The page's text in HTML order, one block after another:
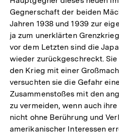
Gegnerschaft der beiden
Jahren 1938 und 1939 zur
ja zum unerklärten
vor dem Letzten sind die
wieder zurückgeschreckt.
den Krieg mit einer
versuchten sie die Gefahr
Zusammenstoßes mit den
zu vermeiden, wenn auch
nicht ohne Berührung und
amerikanischer Interessen